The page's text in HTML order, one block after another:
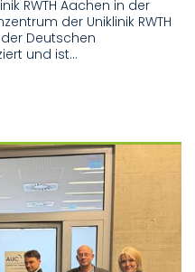
RWTH Aachen in der
der Uniklinik RWTH
Deutschen
und ist…